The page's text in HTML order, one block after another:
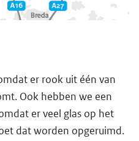
er rook uit één van
Ook hebben we een
er veel glas op het
dat worden opgeruimd.